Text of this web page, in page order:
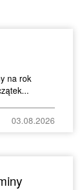
na rok
03.08.2026